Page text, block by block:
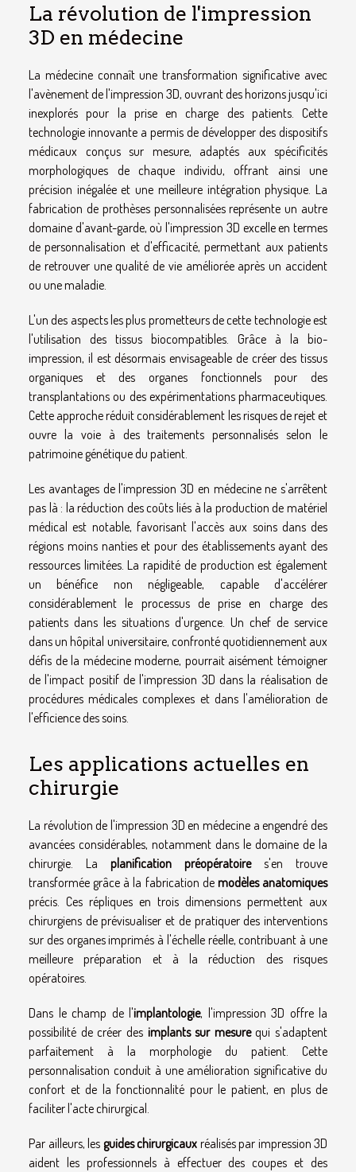
La révolution de l'impression
3D en médecine
La médecine connaît une transformation significative avec
l'avènement de l'impression 3D, ouvrant des horizons jusqu'ici
inexplorés pour la prise en charge des patients. Cette
technologie innovante a permis de développer des dispositifs
médicaux conçus sur mesure, adaptés aux spécificités
morphologiques de chaque individu, offrant ainsi une
précision inégalée et une meilleure intégration physique. La
fabrication de prothèses personnalisées représente un autre
domaine d'avant-garde, où l'impression 3D excelle en termes
de personnalisation et d'efficacité, permettant aux patients
de retrouver une qualité de vie améliorée après un accident
ou une maladie.
L'un des aspects les plus prometteurs de cette technologie est
l'utilisation des tissus biocompatibles. Grâce à la bio-
impression, il est désormais envisageable de créer des tissus
organiques et des organes fonctionnels pour des
transplantations ou des expérimentations pharmaceutiques.
Cette approche réduit considérablement les risques de rejet et
ouvre la voie à des traitements personnalisés selon le
patrimoine génétique du patient.
Les avantages de l'impression 3D en médecine ne s'arrêtent
pas là : la réduction des coûts liés à la production de matériel
médical est notable, favorisant l'accès aux soins dans des
régions moins nanties et pour des établissements ayant des
ressources limitées. La rapidité de production est également
un bénéfice non négligeable, capable d'accélérer
considérablement le processus de prise en charge des
patients dans les situations d'urgence. Un chef de service
dans un hôpital universitaire, confronté quotidiennement aux
défis de la médecine moderne, pourrait aisément témoigner
de l'impact positif de l'impression 3D dans la réalisation de
procédures médicales complexes et dans l'amélioration de
l'efficience des soins.
Les applications actuelles en
chirurgie
La révolution de l'impression 3D en médecine a engendré des
avancées considérables, notamment dans le domaine de la
chirurgie. La planification préopératoires'en trouve
transformée grâce à la fabrication de modèles anatomiques
précis. Ces répliques en trois dimensions permettent aux
chirurgiens de prévisualiser et de pratiquer des interventions
sur des organes imprimés à l'échelle réelle, contribuant à une
meilleure préparation et à la réduction des risques
opératoires.
Dans le champ de l'implantologie, l'impression 3D offre la
possibilité de créer des implants sur mesurequi s'adaptent
parfaitement à la morphologie du patient. Cette
personnalisation conduit à une amélioration significative du
confort et de la fonctionnalité pour le patient, en plus de
faciliter l'acte chirurgical.
Par ailleurs, les guides chirurgicaux réalisés par impression 3D
aident les professionnels à effectuer des coupes et des